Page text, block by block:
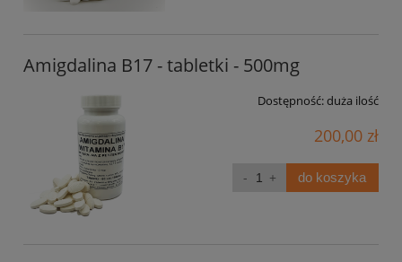
Amigdalina B17 - tabletki - 500mg
Dostępność:duża ilość
200,00 zł
do koszyka